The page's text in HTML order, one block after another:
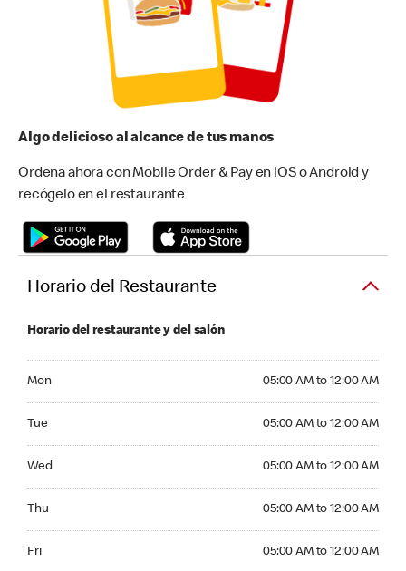
Algo delicioso al alcance de tus manos
Ordena ahora con Mobile Order & Pay en iOS o Android y
recógelo en el restaurante
Horario del Restaurante
Horario del restaurante y del salón
Mon 05:00 AM to 12:00 AM
Tue 05:00 AM to 12:00 AM
Wed 05:00 AM to 12:00 AM
Thu 05:00 AM to 12:00 AM
Fri 05:00 AM to 12:00 AM